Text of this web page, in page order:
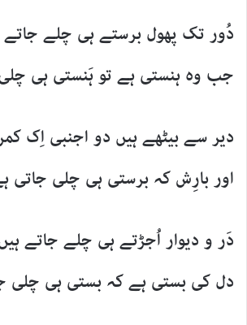
دُور تک پھول برستے ہی چلے جاتے
جب وہ ہنستی ہے تو ہَنستی ہی
دیر سے بیٹھے ہیں دو اجنبی اِک
اور بارِش کہ برستی ہی چلی جاتی
دَر و دیوار اُجڑتے ہی چلے جاتے
دل کی بستی ہے کہ بستی ہی چلی